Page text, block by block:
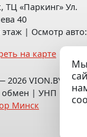
ТЦ «Паркинг» Ул.
40
| Осмотр
на карте
2026 VION.BY —
обмен | УНП
Минск
Мы